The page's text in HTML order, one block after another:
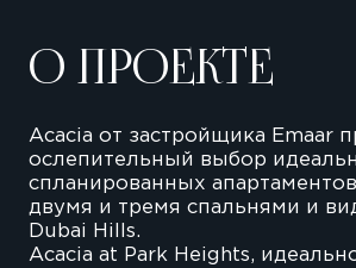
О ПРОЕКТЕ
Acacia от застройщика Emaar
ослепительный выбор
спланированных
двумя и тремя спальнями и
Dubai Hills.
Acacia at Park Heights,